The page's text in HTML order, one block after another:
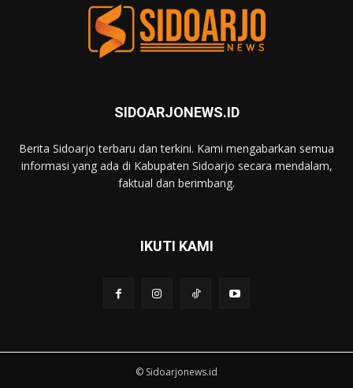
SIDOARJONEWS.ID
Berita Sidoarjo terbaru dan terkini. Kami mengabarkan semua
informasi yang ada di Kabupaten Sidoarjo secara mendalam,
faktual dan berimbang.
IKUTI KAMI
© Sidoarjonews.id